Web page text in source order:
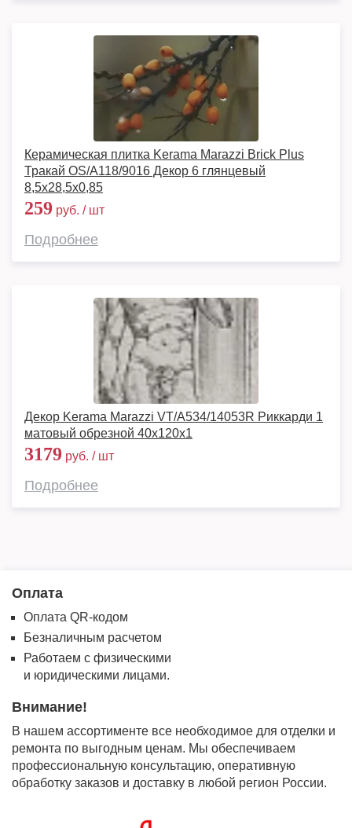
Керамическая плитка Kerama Marazzi Brick Plus
Тракай OS/A118/9016 Декор 6 глянцевый
8,5x28,5x0,85
259 руб. / шт
Подробнее
Декор Kerama Marazzi VT/A534/14053R Риккарди 1
матовый обрезной 40x120x1
3179 руб. / шт
Подробнее
Оплата
Оплата QR-кодом
Безналичным расчетом
Работаем с физическими
и юридическими лицами.
Внимание!
В нашем ассортименте все необходимое для отделки и
ремонта по выгодным ценам. Мы обеспечиваем
профессиональную консультацию, оперативную
обработку заказов и доставку в любой регион России.